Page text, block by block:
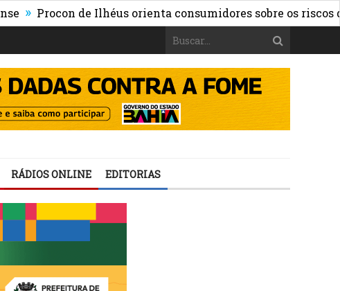
Procon de Ilhéus orienta consumidores sobre os riscos das
RÁDIOS ONLINE EDITORIAS